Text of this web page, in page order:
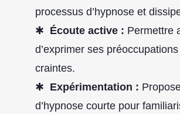
processus d’hypnose et
Écoute active : Permettre
d’exprimer ses
craintes.
Expérimentation :
d’hypnose courte pour